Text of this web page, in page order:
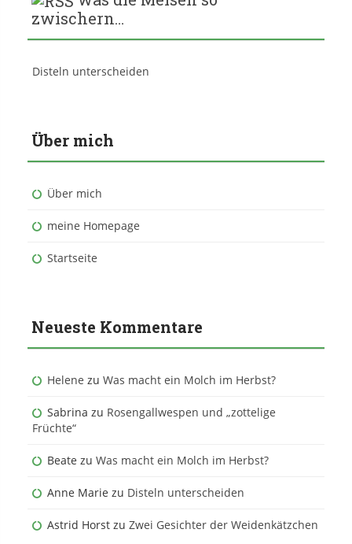
zwischern…
Disteln unterscheiden
Über mich
Über mich
meine Homepage
Startseite
Neueste Kommentare
Helene zu Was macht ein Molch im Herbst?
Sabrina zu Rosengallwespen und „zottelige
Früchte“
Beate zu Was macht ein Molch im Herbst?
Anne Marie zu Disteln unterscheiden
Astrid Horst zu Zwei Gesichter der Weidenkätzchen